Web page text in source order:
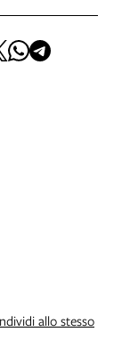
allo stesso